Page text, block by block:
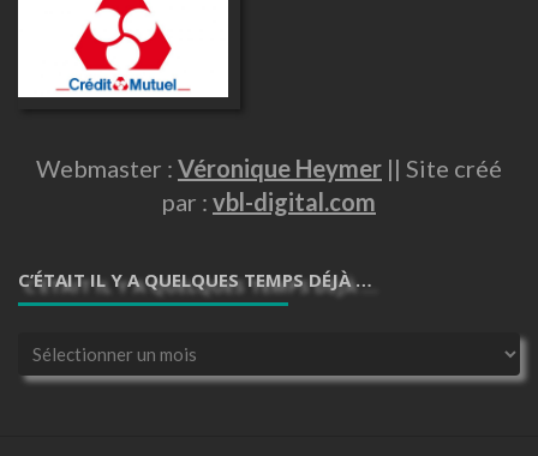
Webmaster : Véronique Heymer || Site créé
par : vbl-digital.com
C’ÉTAIT IL Y A QUELQUES TEMPS DÉJÀ …